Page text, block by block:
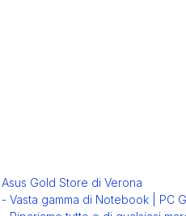
Asus Gold Store di Verona
- Vasta gamma di Notebook | PC